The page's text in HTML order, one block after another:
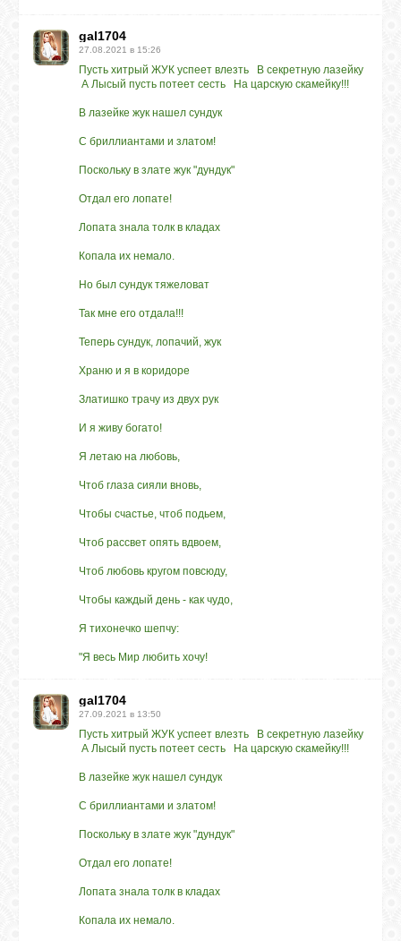
gal1704
27.08.2021 в 15:26
Пусть хитрый ЖУК успеет влезть В секретную лазейку
А Лысый пусть потеет сесть На царскую скамейку!!!
В лазейке жук нашел сундук
С бриллиантами и златом!
Поскольку в злате жук "дундук"
Отдал его лопате!
Лопата знала толк в кладах
Копала их немало.
Но был сундук тяжеловат
Так мне его отдала!!!
Теперь сундук, лопачий, жук
Храню и я в коридоре
Златишко трачу из двух рук
И я живу богато!
Я летаю на любовь,
Чтоб глаза сияли вновь,
Чтобы счастье, чтоб подьем,
Чтоб рассвет опять вдвоем,
Чтоб любовь кругом повсюду,
Чтобы каждый день - как чудо,
Я тихонечко шепчу:
"Я весь Мир любить хочу!
gal1704
27.09.2021 в 13:50
Пусть хитрый ЖУК успеет влезть В секретную лазейку
А Лысый пусть потеет сесть На царскую скамейку!!!
В лазейке жук нашел сундук
С бриллиантами и златом!
Поскольку в злате жук "дундук"
Отдал его лопате!
Лопата знала толк в кладах
Копала их немало.